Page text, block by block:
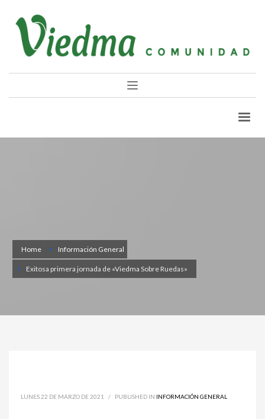
Home Información General
Exitosa primera jornada de «Viedma Sobre Ruedas»
LUNES 22 DE MARZO DE 2021 / PUBLISHED IN INFORMACIÓN GENERAL